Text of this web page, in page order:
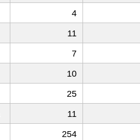
4
11
7
10
25
11
254